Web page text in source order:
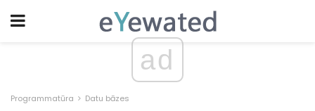
ad
Programmatūra Datu bāzes